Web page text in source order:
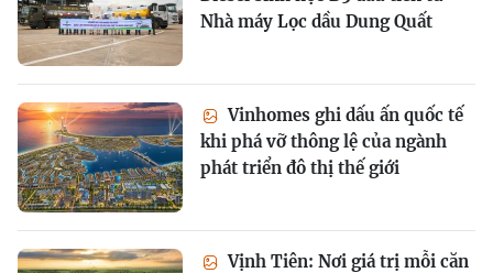
Nhà máy Lọc dầu Dung Quất
Vinhomes ghi dấu ấn quốc tế
khi phá vỡ thông lệ của ngành
phát triển đô thị thế giới
Vịnh Tiên: Nơi giá trị mỗi căn